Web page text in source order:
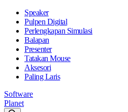
Speaker
Pulpen Digital
Perlengkapan Simulasi
Balapan
Presenter
Tatakan Mouse
Aksesori
Paling Laris
Software
Planet